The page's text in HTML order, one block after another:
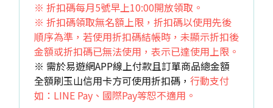
※ 折扣碼每月5號早上10:00開放領取。
※ 折扣碼領取無名額上限，折扣碼以使用先後
順序為準，若使用折扣碼結帳時，未顯示折扣後
金額或折扣碼已無法使用，表示已達使用上限。
※ 需於易遊網APP線上付款且訂單商品總金額
全額刷玉山信用卡方可使用折扣碼， 行動支付
如：LINE Pay、國際Pay等恕不適用。